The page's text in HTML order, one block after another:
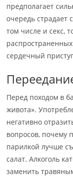
предполагает
очередь страдает
том числе и секс,
сердечный
Перед походом в
живота».
негативно
вопросов, почему
парилкой лучше
салат. Алкоголь
заменить